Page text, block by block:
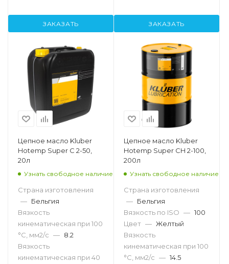
ЗАКАЗАТЬ ЗАКАЗАТЬ
Цепное масло Kluber
Hotemp Super C 2-50,
20л
Узнать свободное наличие
Страна изготовления
— Бельгия
Вязкость
кинематическая при 100
°С, мм2/с — 8.2
Вязкость
кинематическая при 40
Цепное масло Kluber
Hotemp Super CH 2-100,
200л
Узнать свободное наличие
Страна изготовления
— Бельгия
Вязкость по ISO — 100
Цвет — Желтый
Вязкость
кинематическая при 100
°С, мм2/с — 14.5